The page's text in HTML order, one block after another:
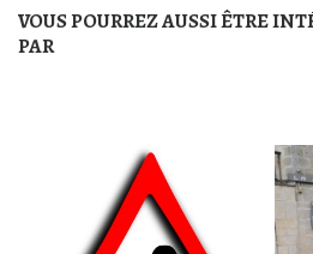
VOUS POURREZ AUSSI ÊTRE
PAR